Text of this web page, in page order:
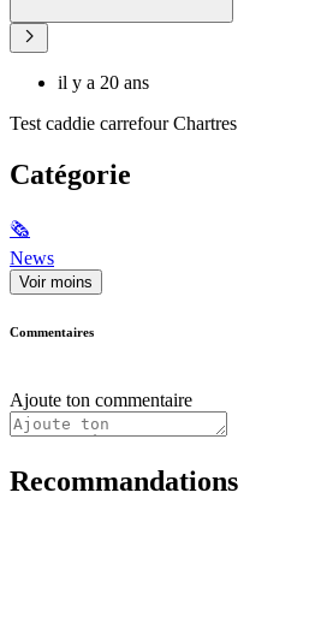
il y a 20 ans
Test caddie carrefour Chartres
Catégorie
🗞
News
Voir moins
Commentaires
Ajoute ton commentaire
Recommandations